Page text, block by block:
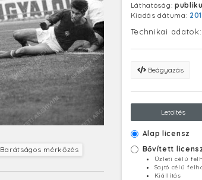
Barátságos mérkőzés
Láthatóság:
Kiadás dátuma:
Technikai
Beágyazás
Letöltés
Alap licensz
Bővített
Üzleti célú
Sajtó célú
Kiállítás